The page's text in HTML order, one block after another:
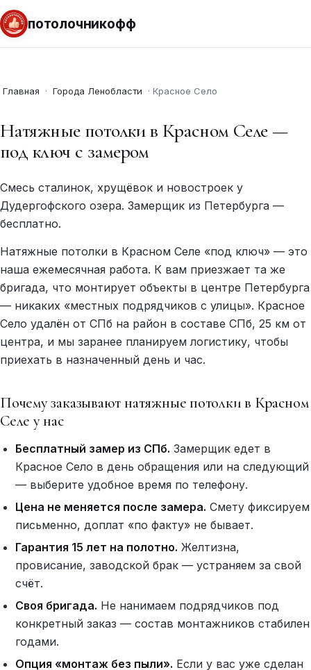
потолочникофф
Главная · Города Ленобласти · Красное Село
Натяжные потолки в Красном Селе —
под ключ с замером
Смесь сталинок, хрущёвок и новостроек у
Дудергофского озера. Замерщик из Петербурга —
бесплатно.
Натяжные потолки в Красном Селе «под ключ» — это
наша ежемесячная работа. К вам приезжает та же
бригада, что монтирует объекты в центре Петербурга
— никаких «местных подрядчиков с улицы». Красное
Село удалён от СПб на район в составе СПб, 25 км от
центра, и мы заранее планируем логистику, чтобы
приехать в назначенный день и час.
Почему заказывают натяжные потолки в Красном
Селе у нас
Бесплатный замер из СПб. Замерщик едет в
Красное Село в день обращения или на следующий
— выберите удобное время по телефону.
Цена не меняется после замера. Смету фиксируем
письменно, доплат «по факту» не бывает.
Гарантия 15 лет на полотно. Желтизна,
провисание, заводской брак — устраняем за свой
счёт.
Своя бригада. Не нанимаем подрядчиков под
конкретный заказ — состав монтажников стабилен
годами.
Опция «монтаж без пыли». Если у вас уже сделан